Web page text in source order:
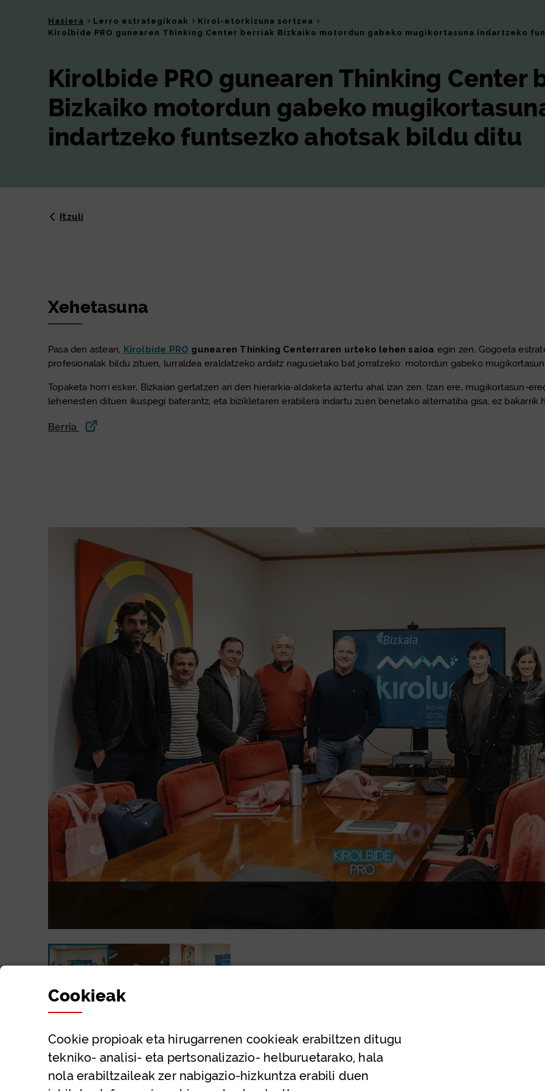
Hasiera Lerro estrategikoak
Kirol-etorkizuna sortzea
Kirolbide PRO gunearen Thinking Center berriak Bizkaiko motordun gabeko mugikortasuna indartzeko
Kirolbide PRO gunearen Thinking Center
Bizkaiko motordun gabeko
indartzeko funtsezko ahotsak bildu ditu
Itzuli
Xehetasuna
Pasa den astean, Kirolbide PRO gunearen Thinking Centerraren urteko lehen saioa egin zen. Gogoeta
profesionalak bildu zituen, lurraldea eraldatzeko ardatz nagusietako bat jorratzeko: motordun gabeko
Topaketa horri esker, Bizkaian gertatzen ari den hierarkia-aldaketa aztertu ahal izan zen. Izan ere, mugikortasun-
lehenesten dituen ikuspegi baterantz, eta bizikletaren erabilera indartu zuen benetako alternatiba gisa, ez bakarrik
Berria
diapositiba: diapositiba:
Cookieak
Cookie propioak eta hirugarrenen cookieak erabiltzen ditugu
tekniko- analisi- eta pertsonalizazio- helburuetarako, hala
nola erabiltzaileak zer nabigazio-hizkuntza erabili duen